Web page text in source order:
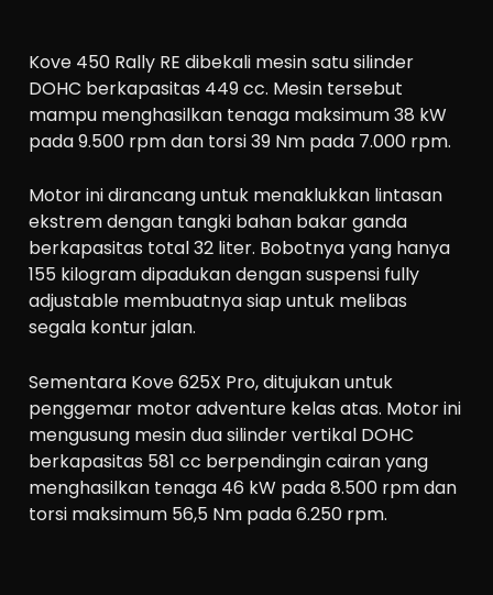
Kove 450 Rally RE dibekali mesin satu silinder
DOHC berkapasitas 449 cc. Mesin tersebut
mampu menghasilkan tenaga maksimum 38 kW
pada 9.500 rpm dan torsi 39 Nm pada 7.000 rpm.
Motor ini dirancang untuk menaklukkan lintasan
ekstrem dengan tangki bahan bakar ganda
berkapasitas total 32 liter. Bobotnya yang hanya
155 kilogram dipadukan dengan suspensi fully
adjustable membuatnya siap untuk melibas
segala kontur jalan.
Sementara Kove 625X Pro, ditujukan untuk
penggemar motor adventure kelas atas. Motor ini
mengusung mesin dua silinder vertikal DOHC
berkapasitas 581 cc berpendingin cairan yang
menghasilkan tenaga 46 kW pada 8.500 rpm dan
torsi maksimum 56,5 Nm pada 6.250 rpm.